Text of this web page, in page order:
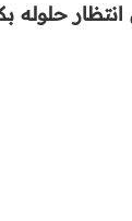
حلوله